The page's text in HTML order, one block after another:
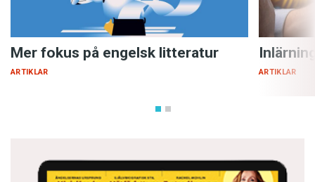
Mer fokus på engelsk litteratur
ARTIKLAR ARTIKLAR